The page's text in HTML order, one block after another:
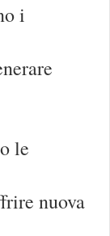
i
le
nuova